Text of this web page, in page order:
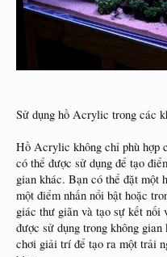
Sử dụng hồ Acrylic trong các
Hồ Acrylic không chỉ phù hợp
có thể được sử dụng để tạo
gian khác. Bạn có thể đặt một
một điểm nhấn nổi bật hoặc
giác thư giãn và tạo sự kết
được sử dụng trong không
chơi giải trí để tạo ra một trải